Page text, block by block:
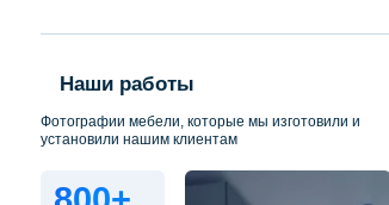
Наши работы
Фотографии мебели, которые мы изготовили и
установили нашим клиентам